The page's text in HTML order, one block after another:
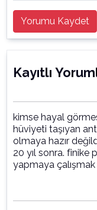
Yorumu Kaydet
Kayıtlı
kimse hayal
hüviyeti taşıyan
olmaya hazır
20 yıl sonra. finike
yapmaya